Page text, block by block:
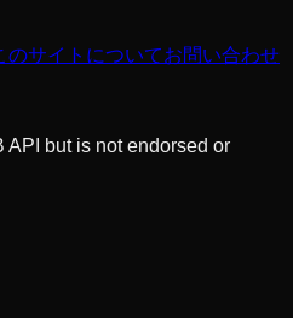
のサイトについてお問い合わせ
API but is not endorsed or